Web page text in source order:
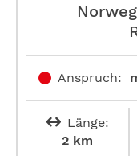
Anspruch:
Länge:
2 km